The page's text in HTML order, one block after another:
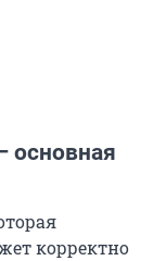
основная
корректно